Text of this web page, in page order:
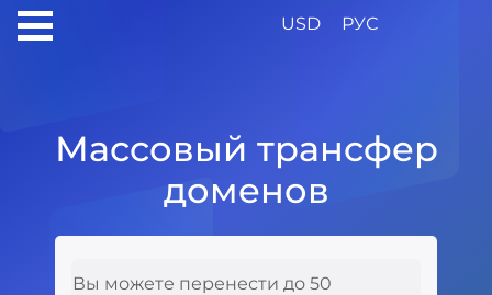
USD РУС
Массовый трансфер
доменов